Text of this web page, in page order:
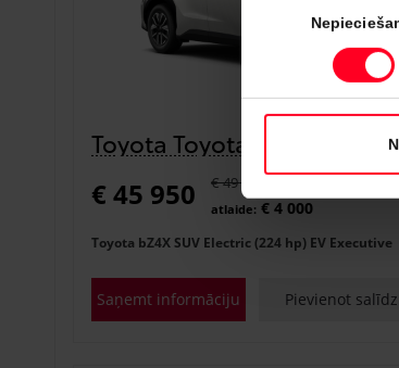
Toyota Toyota bZ4X
€ 45 950 € 49 950
atlaide: € 4 000
Toyota bZ4X SUV Electric (224 hp) EV Executive
Saņemt informāciju Pievienot